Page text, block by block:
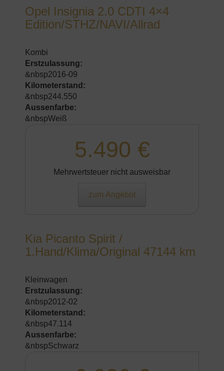
Opel Insignia 2.0 CDTI 4×4
Edition/STHZ/NAVI/Allrad
Kombi
Erstzulassung:
&nbsp2016-09
Kilometerstand:
&nbsp244.550
Aussenfarbe:
&nbspWeiß
5.490 €
Mehrwertsteuer nicht ausweisbar
zum Angebot
Kia Picanto Spirit /
1.Hand/Klima/Original 47144 km
Kleinwagen
Erstzulassung:
&nbsp2012-02
Kilometerstand:
&nbsp47.114
Aussenfarbe:
&nbspSchwarz